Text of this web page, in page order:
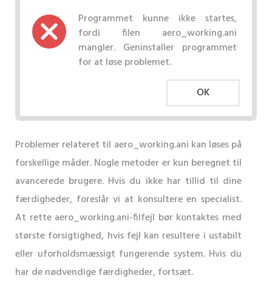
Programmet kunne ikke startes,
fordi filen aero_working.ani
mangler. Geninstaller programmet
for at løse problemet.
OK
Problemer relateret til aero_working.ani kan løses på
forskellige måder. Nogle metoder er kun beregnet til
avancerede brugere. Hvis du ikke har tillid til dine
færdigheder, foreslår vi at konsultere en specialist.
At rette aero_working.ani-filfejl bør kontaktes med
største forsigtighed, hvis fejl kan resultere i ustabilt
eller uforholdsmæssigt fungerende system. Hvis du
har de nødvendige færdigheder, fortsæt.